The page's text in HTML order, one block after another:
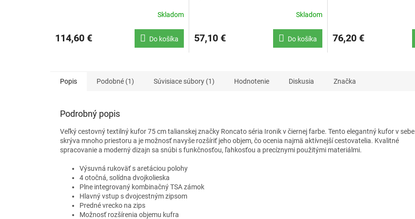
Skladom
114,60 € Do košíka
Skladom
57,10 € Do košíka 76,20 €
Popis Podobné (1) Súvisiace súbory (1) Hodnotenie Diskusia Značka
Podrobný popis
Veľký cestovný textilný kufor 75 cm talianskej značky Roncato séria Ironikv čiernej farbe. Tento elegantný kufor v sebe
skrýva mnoho priestoru a je možnosť navyše rozšíriť jeho objem, čo ocenia najmä aktívnejší cestovatelia. Kvalitné
spracovanie a moderný dizajn sa snúbi s funkčnosťou, ľahkosťou a precíznymi použitými materiálmi.
Výsuvná rukoväť s aretáciou polohy
4 otočná, solídna dvojkolieska
Plne integrovaný kombinačný TSA zámok
Hlavný vstup s dvojcestným zipsom
Predné vrecko na zips
Možnosť rozšírenia objemu kufra